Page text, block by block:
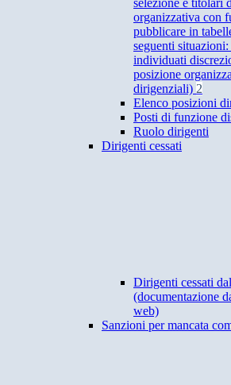
selezione e titolari
organizzativa con
pubblicare in
seguenti
individuati
posizione
dirigenziali) 2
Elenco posizioni
Posti di funzione
Ruolo dirigenti
Dirigenti cessati
Dirigenti cessati
(documentazione
web)
Sanzioni per mancata